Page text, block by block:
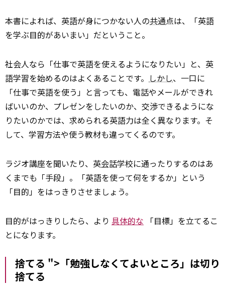
本書によれば、英語が身につかない人の共通点は、「英語
を学ぶ目的があいまい」だということ。
社会人なら「仕事で英語を使えるようになりたい」と、英
語学習を始めるのはよくあることです。 しかし、一口に
「仕事で英語を使う」と言っても、電話やメールができれ
ばいいのか、プレゼンをしたいのか、交渉できるようにな
りたいのかでは、求められる英語力は全く異なります。そ
して、学習方法や使う教材も違ってくるのです。
ラジオ講座を聞いたり、英会話学校に通ったりするのはあ
くまでも「手段」。「英語を使って何をするか」という
「目的」をはっきりさせましょう。
目的がはっきりしたら、より 具体的な 「目標」を立てるこ
とになります。
捨てる ">「勉強しなくてよいところ」は切り
捨てる